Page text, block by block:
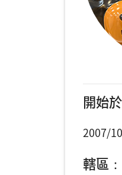
開始
2007/
轄區：